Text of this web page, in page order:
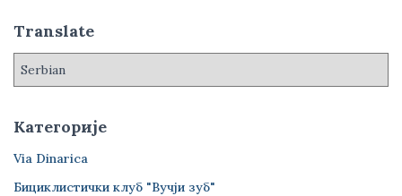
а
:
Translate
Категорије
Via Dinarica
Бициклистички клуб "Вучји зуб"